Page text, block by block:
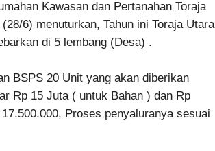
Kawasan dan Pertanahan Toraja
6) menuturkan, Tahun ini Toraja Utara
di 5 lembang (Desa) .
BSPS 20 Unit yang akan diberikan
Rp 15 Juta ( untuk Bahan ) dan Rp
Proses penyaluranya sesuai